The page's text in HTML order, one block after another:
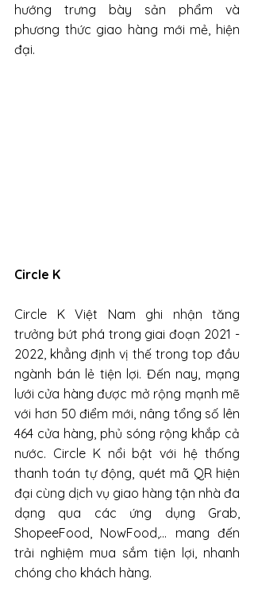
hướng trưng bày sản phẩm và
phương thức giao hàng mới mẻ, hiện
đại.
Circle K
Circle K Việt Nam ghi nhận tăng
trưởng bứt phá trong giai đoạn 2021 -
2022, khẳng định vị thế trong top đầu
ngành bán lẻ tiện lợi. Đến nay, mạng
lưới cửa hàng được mở rộng mạnh mẽ
với hơn 50 điểm mới, nâng tổng số lên
464 cửa hàng, phủ sóng rộng khắp cả
nước. Circle K nổi bật với hệ thống
thanh toán tự động, quét mã QR hiện
đại cùng dịch vụ giao hàng tận nhà đa
dạng qua các ứng dụng Grab,
ShopeeFood, NowFood,... mang đến
trải nghiệm mua sắm tiện lợi, nhanh
chóng cho khách hàng.